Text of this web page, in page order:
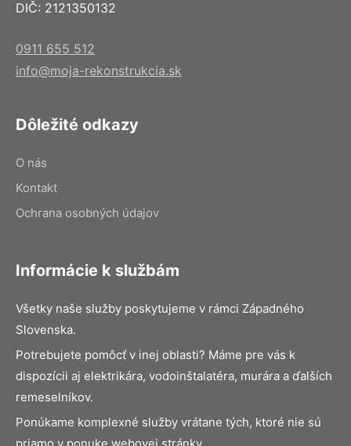
DIČ: 2121350132
0911 655 512
info@moja-rekonstrukcia.sk
Dôležité odkazy
O nás
Kontakt
Ochrana osobných údajov
Informácie k službám
Všetky naše služby poskytujeme v rámci Západného
Slovenska.
Potrebujete pomôcť v inej oblasti? Máme pre vás k
dispozícii aj elektrikára, vodoinštalatéra, murára a ďalších
remeselníkov.
Ponúkame komplexné služby vrátane tých, ktoré nie sú